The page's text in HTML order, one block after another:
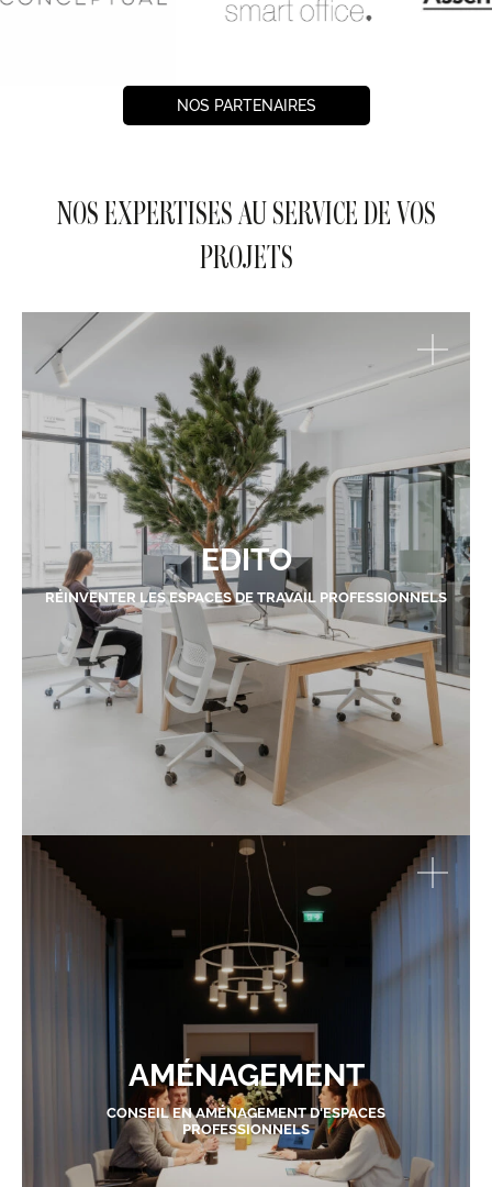
NOS PARTENAIRES
NOS EXPERTISES AU SERVICE DE VOS
PROJETS
EDITO
RÉINVENTER LES ESPACES DE TRAVAIL PROFESSIONNELS
AMÉNAGEMENT
CONSEIL EN AMÉNAGEMENT D'ESPACES
PROFESSIONNELS